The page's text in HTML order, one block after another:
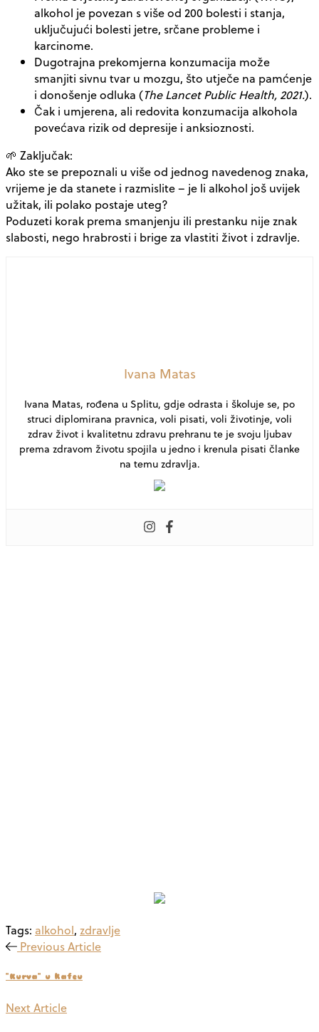
alkohol je povezan s više od 200 bolesti i stanja,
uključujući bolesti jetre, srčane probleme i
karcinome.
Dugotrajna prekomjerna konzumacija može
smanjiti sivnu tvar u mozgu, što utječe na pamćenje
i donošenje odluka (The Lancet Public Health, 2021.).
Čak i umjerena, ali redovita konzumacija alkohola
povećava rizik od depresije i anksioznosti.
🌱 Zaključak:
Ako ste se prepoznali u više od jednog navedenog znaka,
vrijeme je da stanete i razmislite – je li alkohol još uvijek
užitak, ili polako postaje uteg?
Poduzeti korak prema smanjenju ili prestanku nije znak
slabosti, nego hrabrosti i brige za vlastiti život i zdravlje.
Ivana Matas
Ivana Matas, rođena u Splitu, gdje odrasta i školuje se, po
struci diplomirana pravnica, voli pisati, voli životinje, voli
zdrav život i kvalitetnu zdravu prehranu te je svoju ljubav
prema zdravom životu spojila u jedno i krenula pisati članke
na temu zdravlja.
Tags: alkohol, zdravlje
Previous Article
"Kurva" u kafeu
Next Article